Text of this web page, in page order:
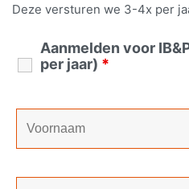
Deze versturen we 3-4x per
Aanmelden voor
per jaar) *